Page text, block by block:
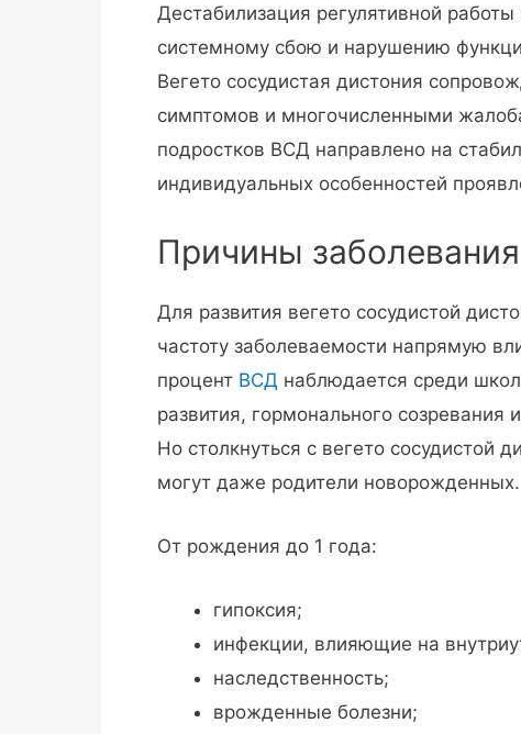
Дестабилизация регулятивной
системному сбою и нарушению
Вегето сосудистая дистония
симптомов и многочисленными
подростков ВСД направлено на
индивидуальных особенностей
Причины заболевания
Для развития вегето сосудистой
частоту заболеваемости напрямую
процент ВСД наблюдается среди
развития, гормонального
Но столкнуться с вегето сосудистой
могут даже родители новорожденных.
От рождения до 1 года:
гипоксия;
инфекции, влияющие на
наследственность;
врожденные болезни;